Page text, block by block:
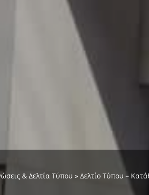
& Δελτία Τύπου » Δελτίο Τύπου –